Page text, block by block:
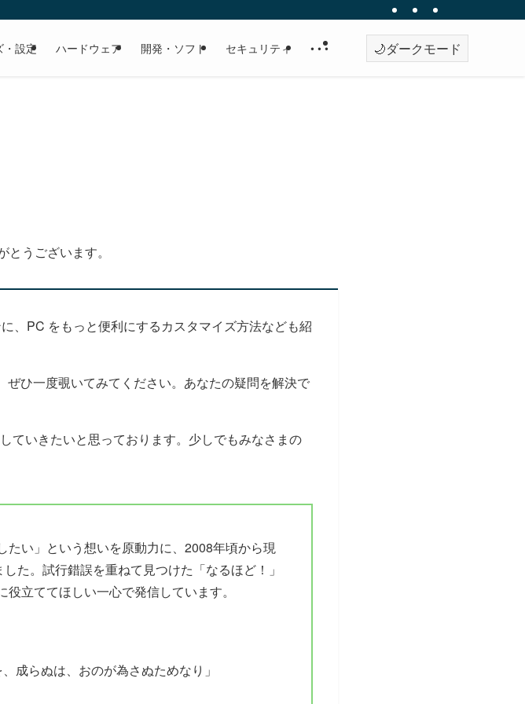
・設定 ハードウェア 開発・ソフト セキュリティ • • • 🌙ダークモード
とうございます。
、PC をもっと便利にするカスタマイズ方法なども紹
ひ一度覗いてみてください。あなたの疑問を解決で
ていきたいと思っております。少しでもみなさまの
たい」という想いを原動力に、2008年頃から現
た。試行錯誤を重ねて見つけた「なるほど！」
立ててほしい一心で発信しています。
成らぬは、おのが為さぬためなり」